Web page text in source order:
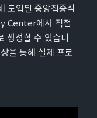
도입된 중앙집중식
Center에서 직접
생성할 수 있습니
을 통해 실제 프로